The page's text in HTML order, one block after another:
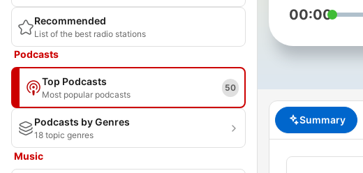
Recommended
List of the best radio stations
Podcasts
Top Podcasts
Most popular podcasts
50
Podcasts by Genres
18 topic genres
Music
00:00
Summary